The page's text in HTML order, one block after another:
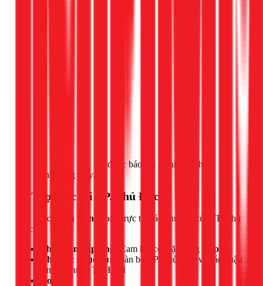
để được báo giá chính xác theo
tình trạng máy.
📍 Thợ trực tại TP. Thủ Đức
Đội thợ của Vũ Đăng
đang trực tại các phường của TP. Thủ
Đức.
Thời gian đáp ứng:
Cam kết có mặt trong
30 phút
Khu vực phục vụ:
Toàn bộ TP. Thủ Đức và các quận
lân cận thuộc TP.HCM
Hotline: